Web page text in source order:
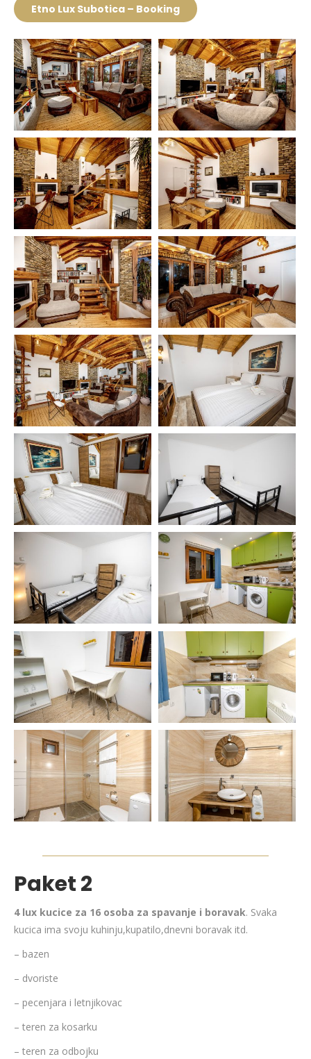
Etno Lux Subotica – Booking
Paket 2
4 lux kucice za 16 osoba za spavanje i boravak. Svaka
kucica ima svoju kuhinju,kupatilo,dnevni boravak itd.
– bazen
– dvoriste
– pecenjara i letnjikovac
– teren za kosarku
– teren za odbojku